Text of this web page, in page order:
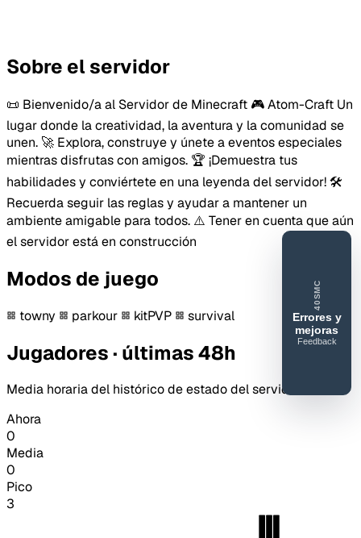
Sobre el servidor
📜 Bienvenido/a al Servidor de Minecraft 🎮 Atom-Craft Un
lugar donde la creatividad, la aventura y la comunidad se
unen. 🚀 Explora, construye y únete a eventos especiales
mientras disfrutas con amigos. 🏆 ¡Demuestra tus
habilidades y conviértete en una leyenda del servidor! 🛠️
Recuerda seguir las reglas y ayudar a mantener un
ambiente amigable para todos. ⚠️ Tener en cuenta que aún
el servidor está en construcción
Modos de juego
towny parkour kitPVP survival
Jugadores · últimas 48h
Media horaria del histórico de estado del servidor.
Ahora
0
Media
0
Pico
3
40SMC
Errores y
mejoras
Feedback
40SERVIDORESMC
error o